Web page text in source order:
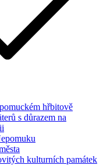
hřbitově
s důrazem na
kulturních památek